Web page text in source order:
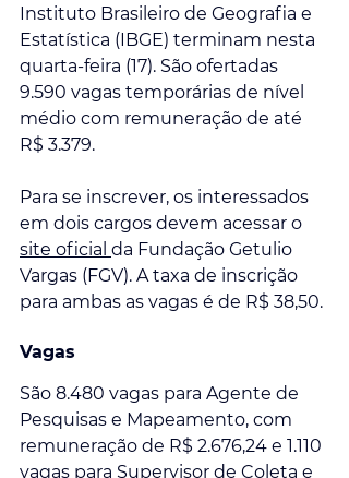
Instituto Brasileiro de Geografia e
Estatística (IBGE) terminam nesta
quarta-feira (17). São ofertadas
9.590 vagas temporárias de nível
médio com remuneração de até
R$ 3.379.
Para se inscrever, os interessados
em dois cargos devem acessar o
site oficial da Fundação Getulio
Vargas (FGV). A taxa de inscrição
para ambas as vagas é de R$ 38,50.
Vagas
São 8.480 vagas para Agente de
Pesquisas e Mapeamento, com
remuneração de R$ 2.676,24 e 1.110
vagas para Supervisor de Coleta e